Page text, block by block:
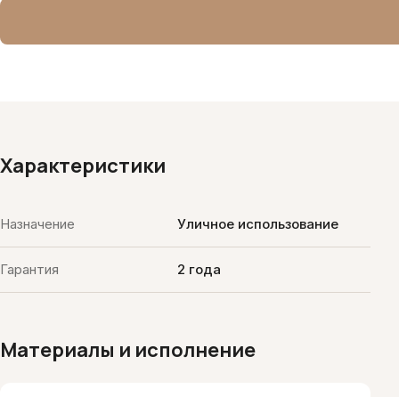
Характеристики
Назначение Уличное использование
Гарантия 2 года
Материалы и исполнение